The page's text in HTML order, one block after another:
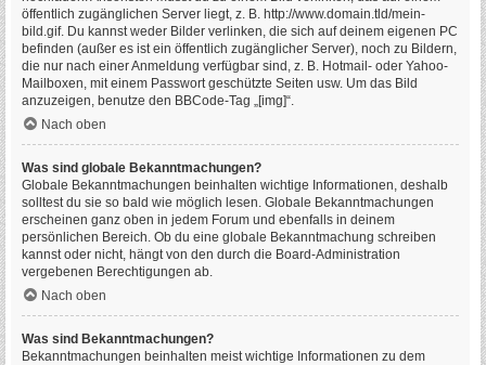
öffentlich zugänglichen Server liegt, z. B. http://www.domain.tld/mein-
bild.gif. Du kannst weder Bilder verlinken, die sich auf deinem eigenen PC
befinden (außer es ist ein öffentlich zugänglicher Server), noch zu Bildern,
die nur nach einer Anmeldung verfügbar sind, z. B. Hotmail- oder Yahoo-
Mailboxen, mit einem Passwort geschützte Seiten usw. Um das Bild
anzuzeigen, benutze den BBCode-Tag „[img]“.
Nach oben
Was sind globale Bekanntmachungen?
Globale Bekanntmachungen beinhalten wichtige Informationen, deshalb
solltest du sie so bald wie möglich lesen. Globale Bekanntmachungen
erscheinen ganz oben in jedem Forum und ebenfalls in deinem
persönlichen Bereich. Ob du eine globale Bekanntmachung schreiben
kannst oder nicht, hängt von den durch die Board-Administration
vergebenen Berechtigungen ab.
Nach oben
Was sind Bekanntmachungen?
Bekanntmachungen beinhalten meist wichtige Informationen zu dem